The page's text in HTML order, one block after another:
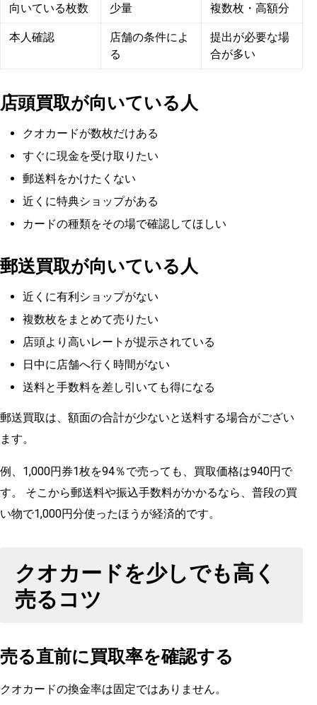
向いている枚数 少量 複数枚・高額分
本人確認
店舗の条件によ
る
提出が必要な場
合が多い
店頭買取が向いている人
クオカードが数枚だけある
すぐに現金を受け取りたい
郵送料をかけたくない
近くに特典ショップがある
カードの種類をその場で確認してほしい
郵送買取が向いている人
近くに有利ショップがない
複数枚をまとめて売りたい
店頭より高いレートが提示されている
日中に店舗へ行く時間がない
送料と手数料を差し引いても得になる
郵送買取は、額面の合計が少ないと送料する場合がござい
ます。
例、1,000円券1枚を94％で売っても、買取価格は940円で
す。 そこから郵送料や振込手数料がかかるなら、普段の買
い物で1,000円分使ったほうが経済的です。
クオカードを少しでも高く
売るコツ
売る直前に買取率を確認する
クオカードの換金率は固定ではありません。